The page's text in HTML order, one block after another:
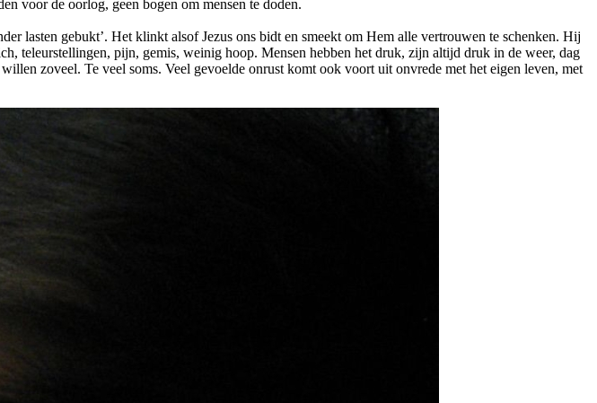
voor de oorlog, geen bogen om mensen te doden.
lasten gebukt’. Het klinkt alsof Jezus ons bidt en smeekt om Hem alle vertrouwen te schenken. Hij
teleurstellingen, pijn, gemis, weinig hoop. Mensen hebben het druk, zijn altijd druk in de weer, dag
zoveel. Te veel soms. Veel gevoelde onrust komt ook voort uit onvrede met het eigen leven, met